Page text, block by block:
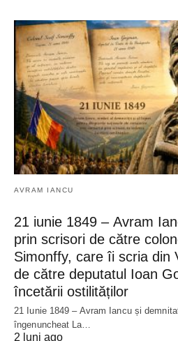
AVRAM IANCU
21 iunie 1849 – Avram
prin scrisori de către
Simonffy, care îi scria din
de către deputatul Ioan
încetării ostilităților
21 Iunie 1849 – Avram Iancu și
îngenuncheat La…
2 luni ago